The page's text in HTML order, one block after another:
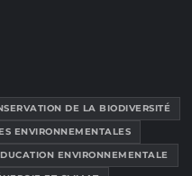
DE LA BIODIVERSITÉ
ENVIRONNEMENTALES
ENVIRONNEMENTALE